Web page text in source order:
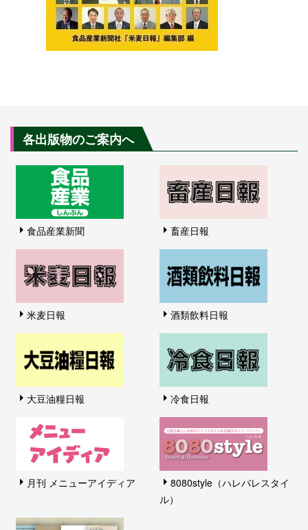
各出版物のご案内へ
食品産業新聞 畜産日報
米麦日報 酒類飲料日報
大豆油糧日報 冷食日報
月刊 メニューアイディア
8080style（ハレバレスタイ
ル）